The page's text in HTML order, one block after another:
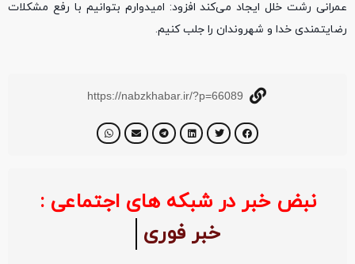
عمرانی رشت خلل ایجاد می‌کند افزود: امیدوارم بتوانیم با رفع مشکلات
رضایتمندی خدا و شهروندان را جلب کنیم.
https://nabzkhabar.ir/?p=66089
نبض خبر در شبکه های اجتماعی :
خبر فوری